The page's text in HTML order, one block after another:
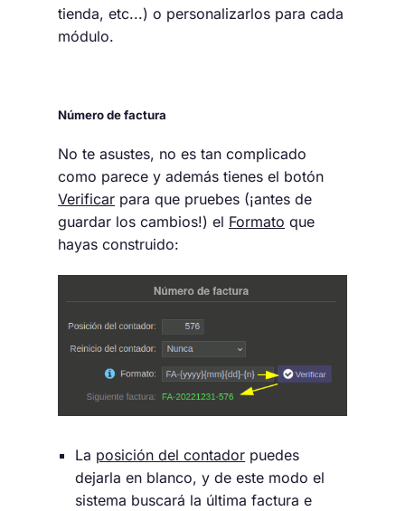
tienda, etc...) o personalizarlos para cada
módulo.
Número de factura
No te asustes, no es tan complicado
como parece y además tienes el botón
Verificar para que pruebes (¡antes de
guardar los cambios!) el Formato que
hayas construido:
La posición del contador puedes
dejarla en blanco, y de este modo el
sistema buscará la última factura e